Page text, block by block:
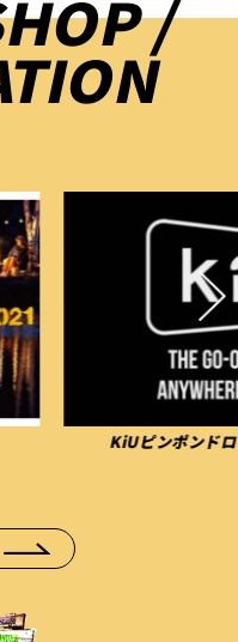
/
ーム＆物販 お散歩